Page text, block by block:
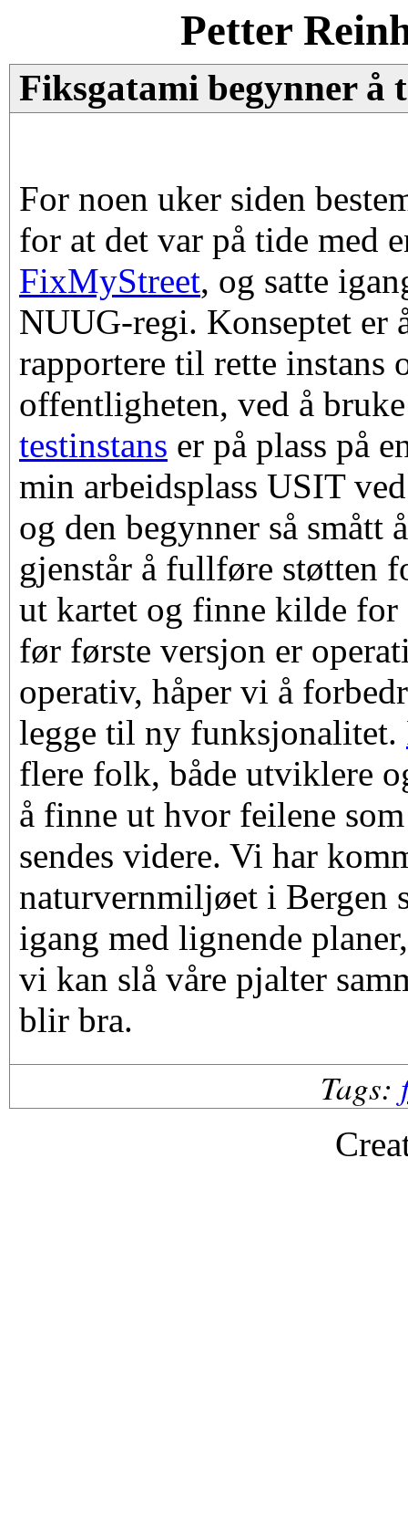
Petter
Fiksgatami begynner å
For noen uker siden
for at det var på tide med
FixMyStreet, og satte
NUUG-regi. Konseptet er
rapportere til rette instans
offentligheten, ved å
testinstans er på plass på
min arbeidsplass USIT
og den begynner så smått
gjenstår å fullføre støtten
ut kartet og finne kilde for
før første versjon er
operativ, håper vi å
legge til ny funksjonalitet.
flere folk, både utviklere
å finne ut hvor feilene
sendes videre. Vi har
naturvernmiljøet i Bergen
igang med lignende
vi kan slå våre pjalter
blir bra.
Tags: